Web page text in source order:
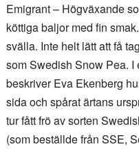
Emigrant – Högväxande
köttiga baljor med fin
svälla. Inte helt lätt att få
som Swedish Snow Pea.
beskriver Eva Ekenberg
sida och spårat ärtans
tur fått frö av sorten
(som beställde från SSE,